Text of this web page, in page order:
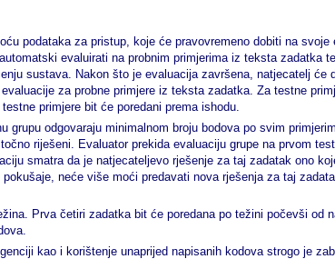
podataka za pristup, koje će pravovremeno dobiti na
evaluirati na probnim primjerima iz teksta zadatka
sustava. Nakon što je evaluacija završena, natjecatelj će
za probne primjere iz teksta zadatka. Za testne
primjere bit će poredani prema ishodu.
odgovaraju minimalnom broju bodova po svim
riješeni. Evaluator prekida evaluaciju grupe na prvom
smatra da je natjecateljevo rješenje za taj zadatak ono
neće više moći predavati nova rješenja za taj
Prva četiri zadatka bit će poredana po težini počevši od
kao i korištenje unaprijed napisanih kodova strogo je